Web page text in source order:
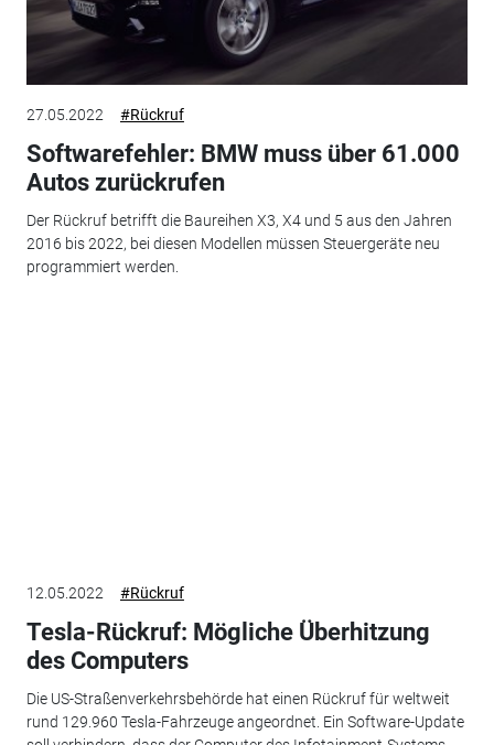
27.05.2022 #Rückruf
Softwarefehler: BMW muss über 61.000
Autos zurückrufen
Der Rückruf betrifft die Baureihen X3, X4 und 5 aus den Jahren
2016 bis 2022, bei diesen Modellen müssen Steuergeräte neu
programmiert werden.
12.05.2022 #Rückruf
Tesla-Rückruf: Mögliche Überhitzung
des Computers
Die US-Straßenverkehrsbehörde hat einen Rückruf für weltweit
rund 129.960 Tesla-Fahrzeuge angeordnet. Ein Software-Update